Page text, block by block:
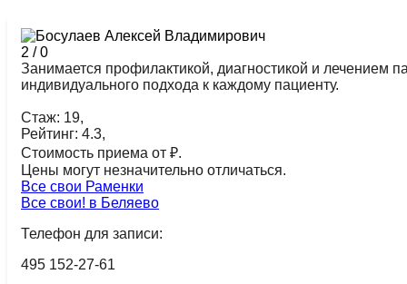
2 /0
Занимается профилактикой, диагностикой и лечением
индивидуального подхода к каждому пациенту.
Стаж: 19,
Рейтинг: 4.3,
Стоимость приема от ₽.
Цены могут незначительно отличаться.
Все свои Раменки
Все свои! в Беляево
Телефон для записи:
495 152-27-61